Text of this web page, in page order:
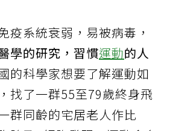
疫系統衰弱，易被病毒，
學的研究，習慣運動的人
的科學家想要了解運動如
找了一群55至79歲終身飛
群同齡的宅居老人作比